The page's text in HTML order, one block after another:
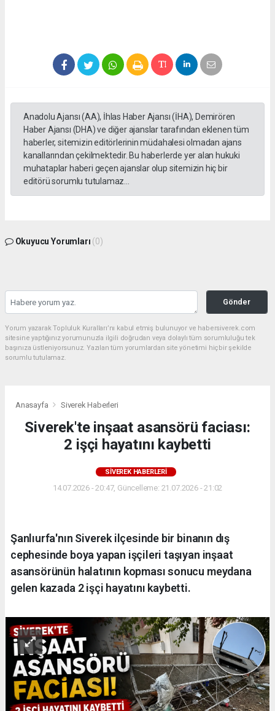
Anadolu Ajansı (AA), İhlas Haber Ajansı (İHA), Demirören
Haber Ajansı (DHA) ve diğer ajanslar tarafından eklenen tüm
haberler, sitemizin editörlerinin müdahalesi olmadan ajans
kanallarından çekilmektedir. Bu haberlerde yer alan hukuki
muhataplar haberi geçen ajanslar olup sitemizin hiç bir
editörü sorumlu tutulamaz...
Okuyucu Yorumları (0)
Gönder
Yorum yazarak Topluluk Kuralları’nı kabul etmiş bulunuyor ve habersiverek.com
sitesine yaptığınız yorumunuzla ilgili doğrudan veya dolaylı tüm sorumluluğu tek
başınıza üstleniyorsunuz. Yazılan tüm yorumlardan site yönetimi hiçbir şekilde
sorumlu tutulamaz.
Anasayfa Siverek Haberleri
Siverek'te inşaat asansörü faciası:
2 işçi hayatını kaybetti
SIVEREK HABERLERI
14.07.2026 - 20:47, Güncelleme: 21.07.2026 - 21:02
Şanlıurfa'nın Siverek ilçesinde bir binanın dış
cephesinde boya yapan işçileri taşıyan inşaat
asansörünün halatının kopması sonucu meydana
gelen kazada 2 işçi hayatını kaybetti.